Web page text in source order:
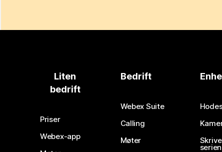
Liten
bedrift
Priser
Webex-app
Bedrift
Webex Suite
Calling
Møter
serien